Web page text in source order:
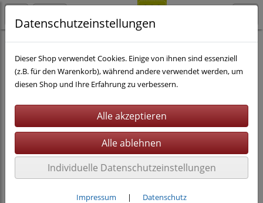
Nähen eBooks inkl. Beamerdatei
Datenschutzeinstellungen
Dieser Shop verwendet Cookies. Einige von ihnen sind essenziell
(z.B. für den Warenkorb), während andere verwendet werden, um
diesen Shop und Ihre Erfahrung zu verbessern.
Individuelle Datenschutzeinstellungen
Impressum | Datenschutz